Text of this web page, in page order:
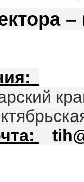
–
: tih